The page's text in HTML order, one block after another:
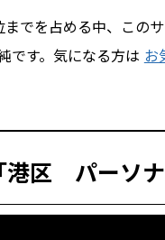
でを占める中、この
です。気になる方は お
港区 パーソナ